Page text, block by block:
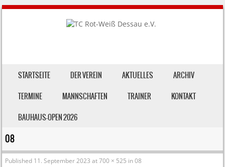
MENU
SKIP TO CONTENT
STARTSEITE DER VEREIN AKTUELLES
ARCHIV
TERMINE
MANNSCHAFTEN TRAINER
KONTAKT
BAUHAUS-OPEN 2026
08
Published 11. September 2023 at700 × 525 in08